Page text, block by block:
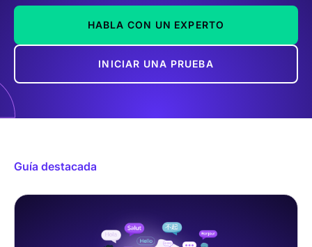
HABLA CON UN EXPERTO
INICIAR UNA PRUEBA
Guía destacada